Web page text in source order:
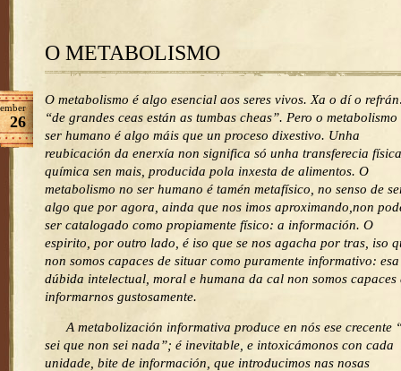
O METABOLISMO
26
O metabolismo é algo esencial aos seres vivos. Xa o dí o
“de grandes ceas están as tumbas cheas”. Pero o metabolismo
ser humano é algo máis que un proceso dixestivo. Unha
reubicación da enerxía non significa só unha transferecia
química sen mais, producida pola inxesta de alimentos. O
metabolismo no ser humano é tamén metafísico, no senso de
algo que por agora, ainda que nos imos aproximando,non
ser catalogado como propiamente físico: a información. O
espirito, por outro lado, é iso que se nos agacha por tras, iso
non somos capaces de situar como puramente informativo: esa
dúbida intelectual, moral e humana da cal non somos capaces
informarnos gustosamente.
A metabolización informativa produce en nós ese crecente
sei que non sei nada”; é inevitable, e intoxicámonos con cada
unidade, bite de información, que introducimos nas nosas